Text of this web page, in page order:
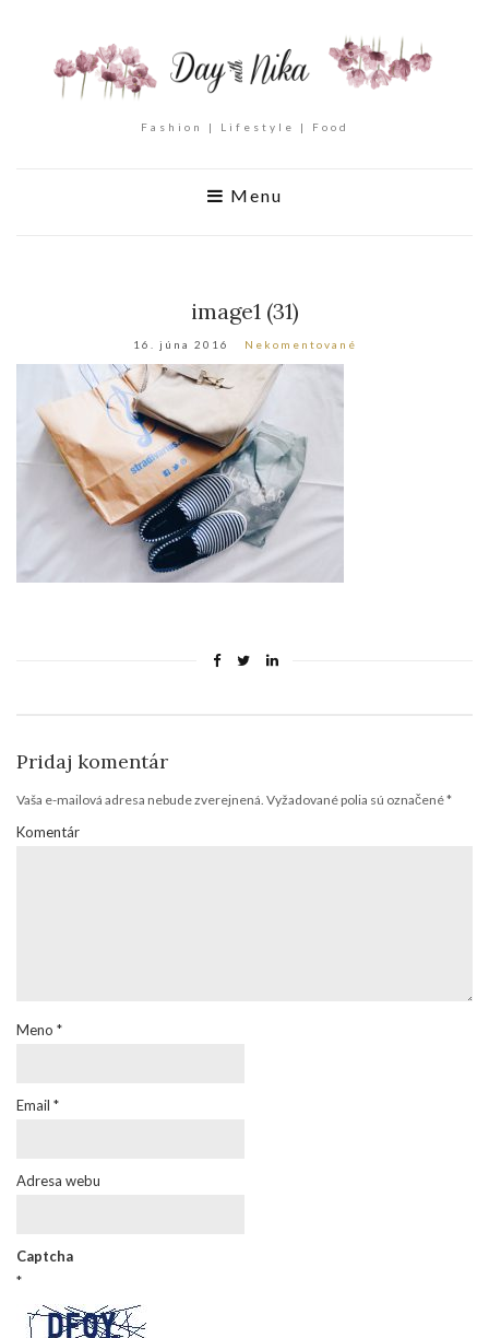
Fashion | Lifestyle | Food
Menu
image1 (31)
16. júna 2016 Nekomentované
Pridaj komentár
Vaša e-mailová adresa nebude zverejnená. Vyžadované polia sú označené*
Komentár
Meno *
Email *
Adresa webu
Captcha
*